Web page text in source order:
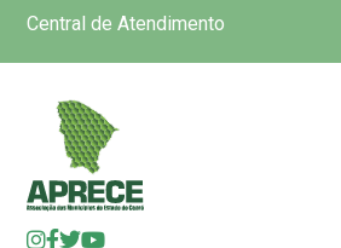
Central de Atendimento